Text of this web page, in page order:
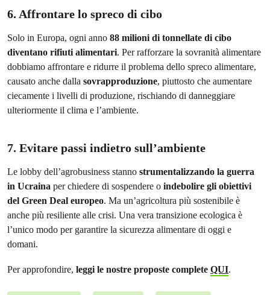
6. Affrontare lo spreco di cibo
Solo in Europa, ogni anno 88 milioni di tonnellate di cibo
diventano rifiuti alimentari. Per rafforzare la sovranità alimentare
dobbiamo affrontare e ridurre il problema dello spreco alimentare,
causato anche dalla sovrapproduzione, piuttosto che aumentare
ciecamente i livelli di produzione, rischiando di danneggiare
ulteriormente il clima e l’ambiente.
7. Evitare passi indietro sull’ambiente
Le lobby dell’agrobusiness stanno strumentalizzando la guerra
in Ucraina per chiedere di sospendere o indebolire gli obiettivi
del Green Deal europeo. Ma un’agricoltura più sostenibile è
anche più resiliente alle crisi. Una vera transizione ecologica è
l’unico modo per garantire la sicurezza alimentare di oggi e
domani.
Per approfondire, leggi le nostre proposte complete QUI.